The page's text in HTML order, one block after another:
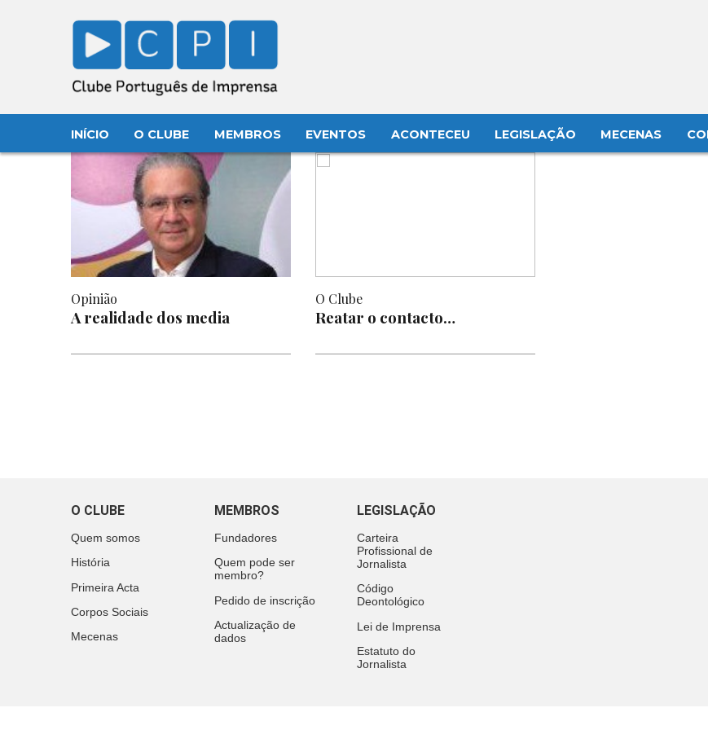
INÍCIO O CLUBE MEMBROS EVENTOS ACONTECEU LEGISLAÇÃO MECENAS
Opinião
A realidade dos media
O Clube
Reatar o contacto…
O CLUBE
Quem somos
História
Primeira Acta
Corpos Sociais
Mecenas
MEMBROS
Fundadores
Quem pode ser
membro?
Pedido de inscrição
Actualização de
dados
LEGISLAÇÃO
Carteira
Profissional de
Jornalista
Código
Deontológico
Lei de Imprensa
Estatuto do
Jornalista